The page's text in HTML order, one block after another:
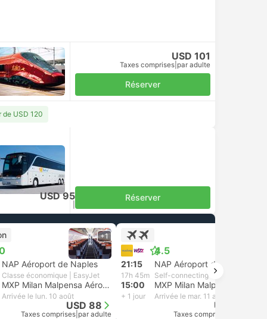
USD 101
Taxes comprises par adulte
Réserver
de USD 120
USD 95 Réserver
+1
NAP Aéroport de Naples
Classe économique | EasyJet
MXP Milan Malpensa Aéroport
Arrivée le lun. 10 août
USD 88
Taxes comprises par adulte
4.5
21:15 NAP Aéroport de Naples
17h 45m Self-connecting
15:00
+ 1 jour Arrivée le mar. 11 août
USD 222
Taxes comprises